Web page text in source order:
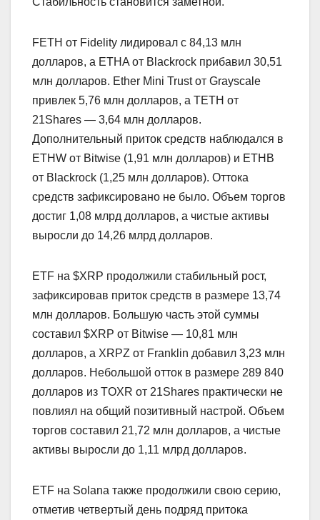
FETH от Fidelity лидировал с 84,13 млн
долларов, а ETHA от Blackrock прибавил 30,51
млн долларов. Ether Mini Trust от Grayscale
привлек 5,76 млн долларов, а TETH от
21Shares — 3,64 млн долларов.
Дополнительный приток средств наблюдался в
ETHW от Bitwise (1,91 млн долларов) и ETHB
от Blackrock (1,25 млн долларов). Оттока
средств зафиксировано не было. Объем торгов
достиг 1,08 млрд долларов, а чистые активы
выросли до 14,26 млрд долларов.
ETF на $XRP продолжили стабильный рост,
зафиксировав приток средств в размере 13,74
млн долларов. Большую часть этой суммы
составил $XRP от Bitwise — 10,81 млн
долларов, а XRPZ от Franklin добавил 3,23 млн
долларов. Небольшой отток в размере 289 840
долларов из TOXR от 21Shares практически не
повлиял на общий позитивный настрой. Объем
торгов составил 21,72 млн долларов, а чистые
активы выросли до 1,11 млрд долларов.
ETF на Solana также продолжили свою серию,
отметив четвертый день подряд притока